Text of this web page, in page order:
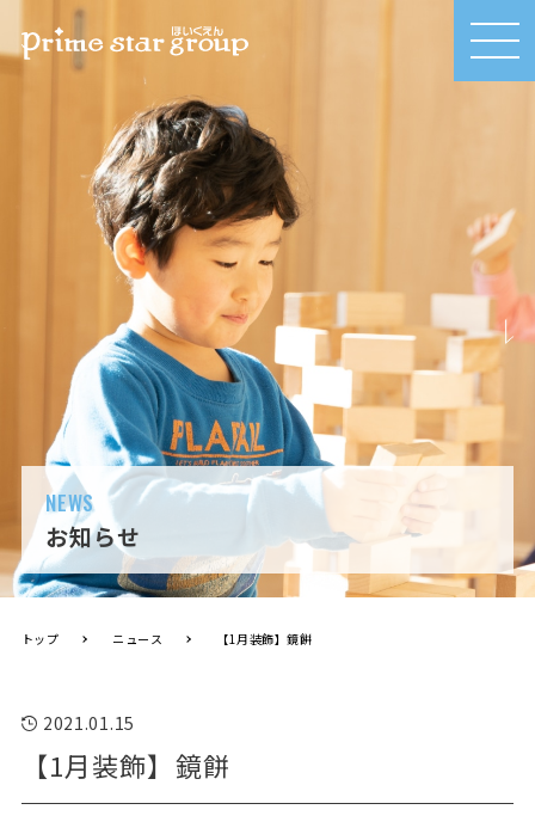
MEN
U
NEWS
お知らせ
トップ ニュース 【1月装飾】鏡餅
2021.01.15
【1月装飾】鏡餅